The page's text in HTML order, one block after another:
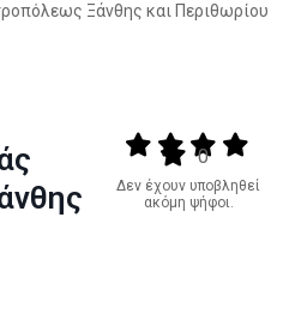
Ξάνθης και Περιθωρίου
Output format
(star)(star)(star)
(star)
0
Δεν έχουν υποβληθεί
ακόμη ψήφοι.